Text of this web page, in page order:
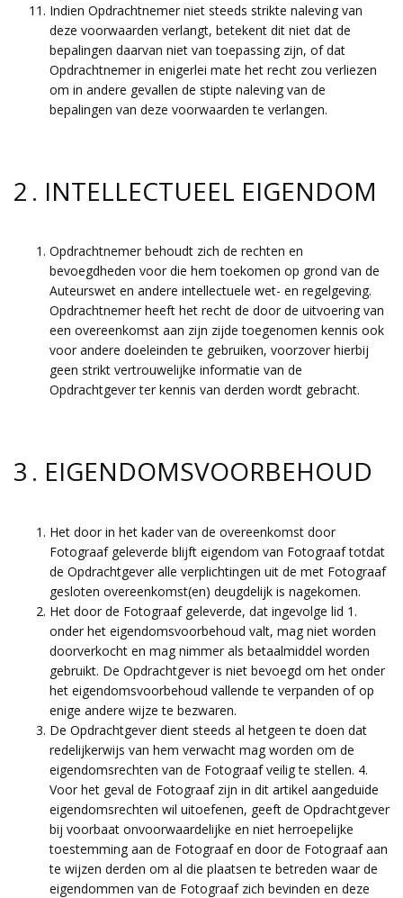
Indien Opdrachtnemer niet steeds strikte naleving van
deze voorwaarden verlangt, betekent dit niet dat de
bepalingen daarvan niet van toepassing zijn, of dat
Opdrachtnemer in enigerlei mate het recht zou verliezen
om in andere gevallen de stipte naleving van de
bepalingen van deze voorwaarden te verlangen.
2 . INTELLECTUEEL EIGENDOM
Opdrachtnemer behoudt zich de rechten en
bevoegdheden voor die hem toekomen op grond van de
Auteurswet en andere intellectuele wet- en regelgeving.
Opdrachtnemer heeft het recht de door de uitvoering van
een overeenkomst aan zijn zijde toegenomen kennis ook
voor andere doeleinden te gebruiken, voorzover hierbij
geen strikt vertrouwelijke informatie van de
Opdrachtgever ter kennis van derden wordt gebracht.
3 . EIGENDOMSVOORBEHOUD
Het door in het kader van de overeenkomst door
Fotograaf geleverde blijft eigendom van Fotograaf totdat
de Opdrachtgever alle verplichtingen uit de met Fotograaf
gesloten overeenkomst(en) deugdelijk is nagekomen.
Het door de Fotograaf geleverde, dat ingevolge lid 1.
onder het eigendomsvoorbehoud valt, mag niet worden
doorverkocht en mag nimmer als betaalmiddel worden
gebruikt. De Opdrachtgever is niet bevoegd om het onder
het eigendomsvoorbehoud vallende te verpanden of op
enige andere wijze te bezwaren.
De Opdrachtgever dient steeds al hetgeen te doen dat
redelijkerwijs van hem verwacht mag worden om de
eigendomsrechten van de Fotograaf veilig te stellen. 4.
Voor het geval de Fotograaf zijn in dit artikel aangeduide
eigendomsrechten wil uitoefenen, geeft de Opdrachtgever
bij voorbaat onvoorwaardelijke en niet herroepelijke
toestemming aan de Fotograaf en door de Fotograaf aan
te wijzen derden om al die plaatsen te betreden waar de
eigendommen van de Fotograaf zich bevinden en deze